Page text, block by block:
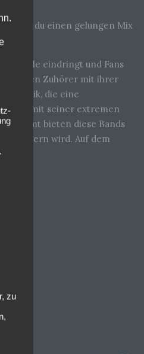
du einen gelungen Mix
Seele eindringt und Fans
die den Zuhörer mit ihrer
Musik, die eine
der mit seiner extremen
bieten diese Bands
wird. Auf dem
zu